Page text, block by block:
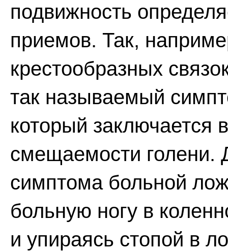
подвижность
приемов. Так,
крестообразных
так называемый
который заключается
смещаемости голени.
симптома больной
больную ногу в
и упираясь стопой в